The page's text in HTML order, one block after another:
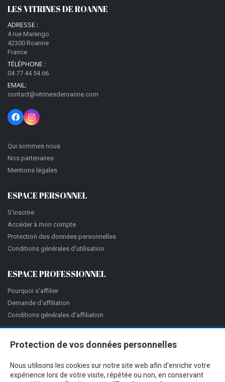
Protection de vos données personnelles
Nous utilisons les cookies sur notre site web afin d'enrichir votre
expérience lors de votre visite, répétée ou non, en conservant
LES VITRINES DE ROANNE
ADRESSE :
4 rue Marengo
42300 Roanne
France
TÉLÉPHONE :
04 77 44 54 66
EMAIL:
contact@vitrinesderoanne.com
Qui sommes nous
Nos partenaires
Mentions légales
ESPACE PERSONNEL
S'inscrire
Accéder à mon compte
Protection des données personnelles
Conditions générales d'utilisation
ESPACE PROFESSIONNEL
Pourquoi s'affilier
Demande d'affiliation
Conditions générales d'affiliation